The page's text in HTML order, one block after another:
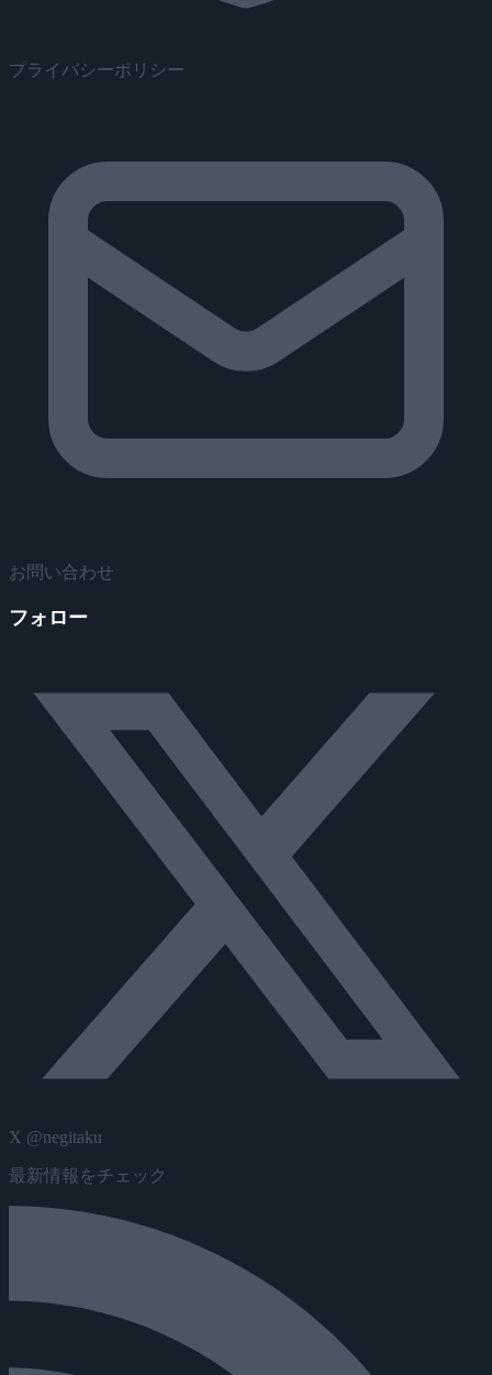
プライバシーポリシー
お問い合わせ
フォロー
X @negitaku
最新情報をチェック